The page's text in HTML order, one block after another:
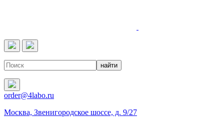
order@4labo.ru
Москва, Звенигородское шоссе, д. 9/27